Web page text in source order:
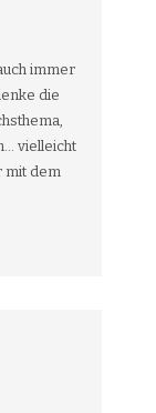
immer
die
vielleicht
mit dem